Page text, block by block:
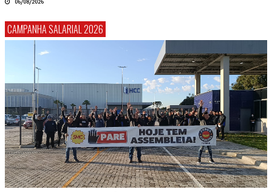
06/08/2026
CAMPANHA SALARIAL 2026